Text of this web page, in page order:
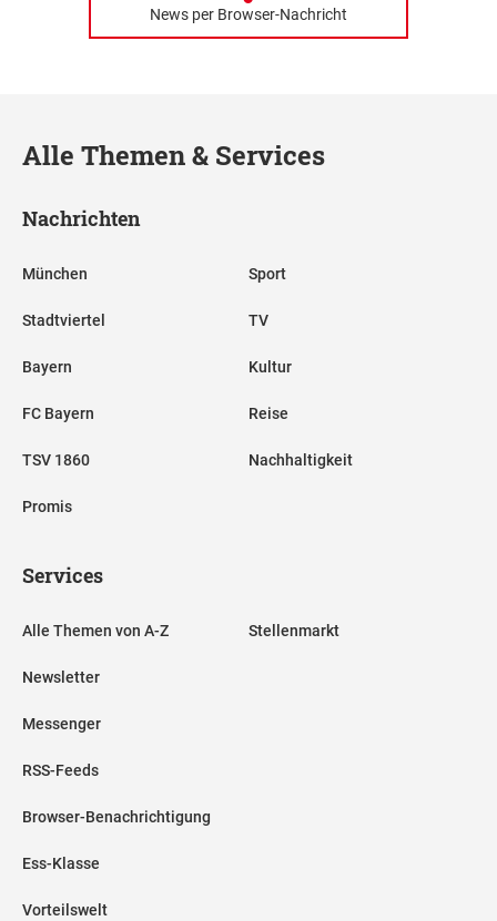
News per Browser-Nachricht
Alle Themen & Services
Nachrichten
München
Stadtviertel
Bayern
FC Bayern
TSV 1860
Promis
Sport
TV
Kultur
Reise
Nachhaltigkeit
Services
Alle Themen von A-Z
Newsletter
Messenger
RSS-Feeds
Browser-Benachrichtigung
Ess-Klasse
Vorteilswelt
Stellenmarkt